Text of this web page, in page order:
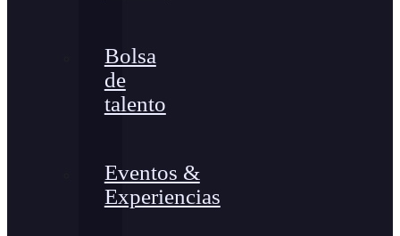
Bolsa
de
talento
Eventos &
Experiencias